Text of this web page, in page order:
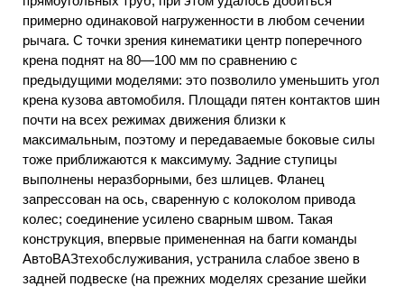
примерно одинаковой нагруженности в любом сечении
рычага. С точки зрения кинематики центр поперечного
крена поднят на 80—100 мм по сравнению с
предыдущими моделями: это позволило уменьшить угол
крена кузова автомобиля. Площади пятен контактов шин
почти на всех режимах движения близки к
максимальным, поэтому и передаваемые боковые силы
тоже приближаются к максимуму. Задние ступицы
выполнены неразборными, без шлицев. Фланец
запрессован на ось, сваренную с колоколом привода
колес; соединение усилено сварным швом. Такая
конструкция, впервые примененная на багги команды
АвтоВАЗтехобслуживания, устранила слабое звено в
задней подвеске (на прежних моделях срезание шейки